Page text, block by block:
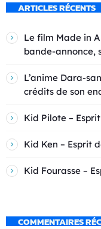
ARTICLES RÉCENTS
Le film Made in
bande-annonce,
L’anime Dara-
crédits de son
Kid Pilote –
Kid Ken – Esprit
Kid Fourasse –
COMMENTAIRES